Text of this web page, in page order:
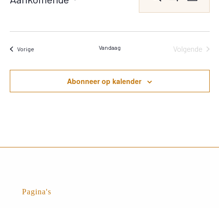
weergeven
navigatie
Filters
VorigeEvenementen Vandaag
Volgende
Abonneer op kalender
Pagina's